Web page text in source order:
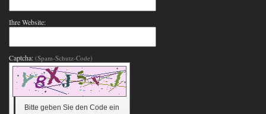
Ihre Website:
Captcha: (Spam-Schutz-Code)
Bitte geben Sie den Code ein